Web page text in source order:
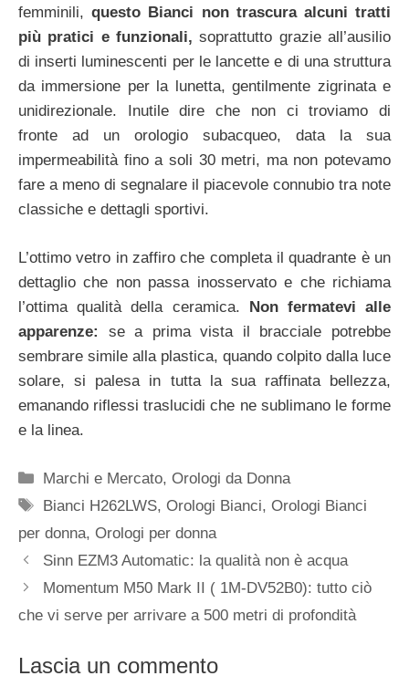
femminili,questo Bianci non trascura alcuni tratti
più pratici e funzionali,soprattutto grazie all’ausilio
di inserti luminescenti per le lancette e di una struttura
da immersione per la lunetta, gentilmente zigrinata e
unidirezionale. Inutile dire che non ci troviamo di
fronte ad un orologio subacqueo, data la sua
impermeabilità fino a soli 30 metri, ma non potevamo
fare a meno di segnalare il piacevole connubio tra note
classiche e dettagli sportivi.
L’ottimo vetro in zaffiro che completa il quadrante è un
dettaglio che non passa inosservato e che richiama
l’ottima qualità della ceramica. Non fermatevi alle
apparenze:
se a prima vista il bracciale potrebbe
sembrare simile alla plastica, quando colpito dalla luce
solare, si palesa in tutta la sua raffinata bellezza,
emanando riflessi traslucidi che ne sublimano le forme
e la linea.
Categorie
Marchi e Mercato,Orologi da Donna
Tag
Bianci H262LWS,Orologi Bianci,Orologi Bianci
per donna, Orologi per donna
Navigazione
articolo
Sinn EZM3 Automatic: la qualità non è acqua
Momentum M50 Mark II ( 1M-DV52B0): tutto ciò
che vi serve per arrivare a 500 metri di profondità
Lascia un commento